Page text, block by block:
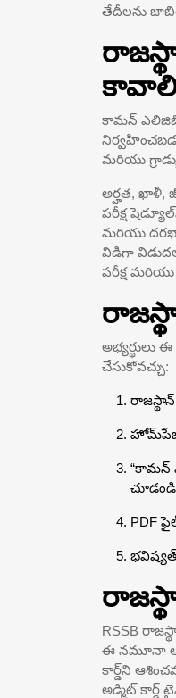
తేదీలను
కామన్
మరియు
అర్హత, ఖాళీ,
పరీక్ష
మరియు
విడిగా
పరీక్ష మరియు
అభ్యర్థులు
చేసుకోవచ్చు:
రాజస్థాన్
“కామన్
PDF
RSSB
ఈ నమూనా
కార్డ్‌ని
అడ్మిట్ కార్డ్